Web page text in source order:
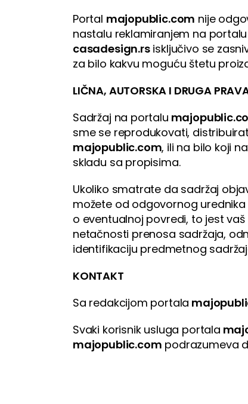
Portal majopublic.com nije
nastalu reklamiranjem na portalu
casadesign.rsisključivo se
za bilo kakvu moguću štetu
LIČNA, AUTORSKA I DRUGA
Sadržaj na portalu
sme se reprodukovati,
majopublic.com, ili na bilo koji
skladu sa propisima.
Ukoliko smatrate da sadržaj
možete od odgovornog
o eventualnoj povredi, to jest
netačnosti prenosa sadržaja,
identifikaciju predmetnog
KONTAKT
Sa redakcijom portala
Svaki korisnik usluga portala
majopublic.com podrazumeva